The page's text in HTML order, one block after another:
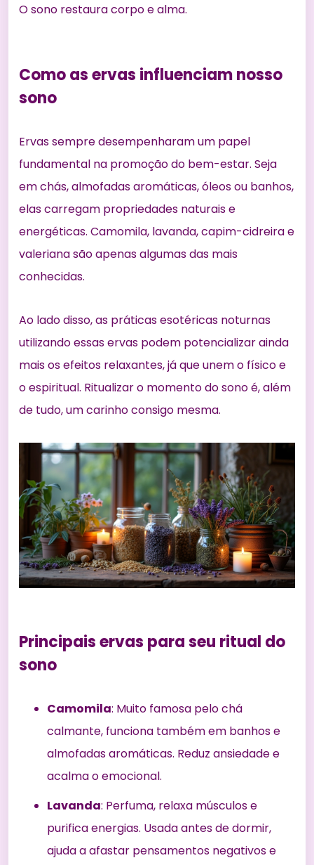
O sono restaura corpo e alma.
Como as ervas influenciam nosso
sono
Ervas sempre desempenharam um papel
fundamental na promoção do bem-estar. Seja
em chás, almofadas aromáticas, óleos ou banhos,
elas carregam propriedades naturais e
energéticas. Camomila, lavanda, capim-cidreira e
valeriana são apenas algumas das mais
conhecidas.
Ao lado disso, as práticas esotéricas noturnas
utilizando essas ervas podem potencializar ainda
mais os efeitos relaxantes, já que unem o físico e
o espiritual. Ritualizar o momento do sono é, além
de tudo, um carinho consigo mesma.
Principais ervas para seu ritual do
sono
Camomila: Muito famosa pelo chá
calmante, funciona também em banhos e
almofadas aromáticas. Reduz ansiedade e
acalma o emocional.
Lavanda: Perfuma, relaxa músculos e
purifica energias. Usada antes de dormir,
ajuda a afastar pensamentos negativos e